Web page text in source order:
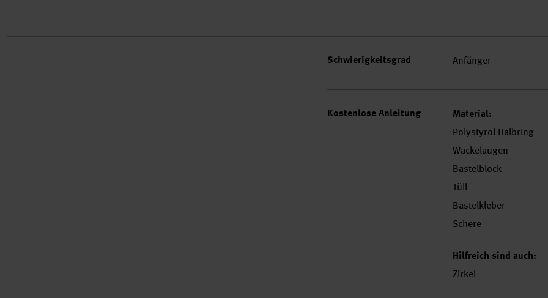
Schwierigkeitsgrad Anfänger
Kostenlose Anleitung
Material:
Polystyrol Halbring
Wackelaugen
Bastelblock
Tüll
Bastelkleber
Schere
Hilfreich sind auch:
Zirkel